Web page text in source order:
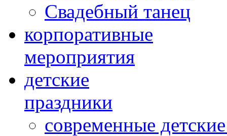
Свадебный танец
корпоративные
мероприятия
детские
праздники
современные